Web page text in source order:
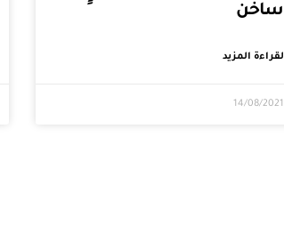
ساخن
لقراءة المزيد
14/08/2021